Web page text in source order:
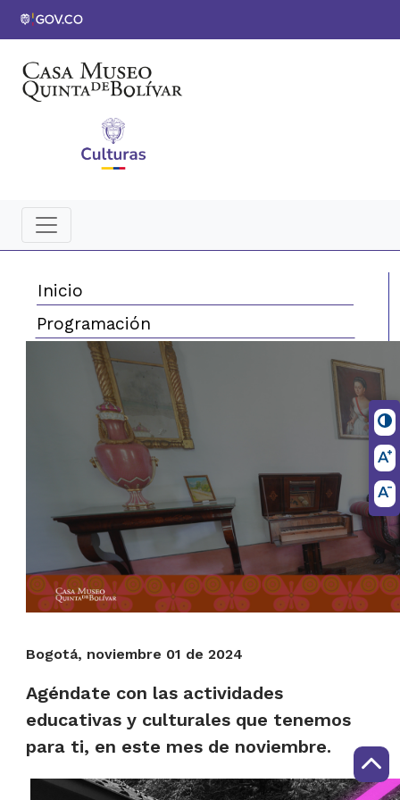
Inicio
Programación
Bogotá, noviembre 01 de 2024
Agéndate con las actividades
educativas y culturales que tenemos
para ti, en este mes de noviembre.